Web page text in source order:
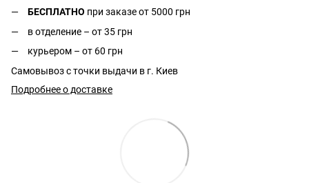
БЕСПЛАТНО при заказе от 5000 грн
в отделение – от 35 грн
курьером – от 60 грн
Самовывоз с точки выдачи в г. Киев
Подробнее о доставке